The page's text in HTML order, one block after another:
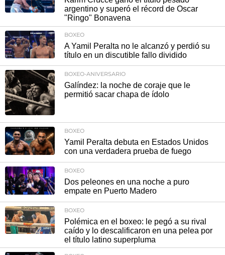
argentino y superó el récord de Oscar
"Ringo" Bonavena
BOXEO
A Yamil Peralta no le alcanzó y perdió su
título en un discutible fallo dividido
BOXEO-ANIVERSARIO
Galíndez: la noche de coraje que le
permitió sacar chapa de ídolo
BOXEO
Yamil Peralta debuta en Estados Unidos
con una verdadera prueba de fuego
BOXEO
Dos peleones en una noche a puro
empate en Puerto Madero
BOXEO
Polémica en el boxeo: le pegó a su rival
caído y lo descalificaron en una pelea por
el título latino superpluma